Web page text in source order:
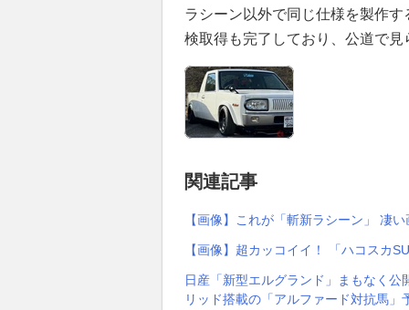
ラシーン以外で同じ仕様を製作
検取得も完了しており、公道で
関連記事
【画像】これが「斬新ラシーン」 凄
【画像】超カッコイイ！ 「ハコスカ
日産「新型エルグランド」まもなく
リッド搭載の「アルファード対抗馬」